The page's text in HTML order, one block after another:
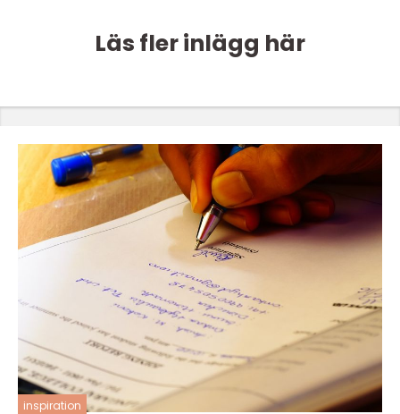
Läs fler inlägg här
inspiration